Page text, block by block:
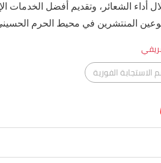
أداء الشعائر، وتقديم أفضل الخدمات
المنتشرين في محيط الحرم
الاستجابة الفورية